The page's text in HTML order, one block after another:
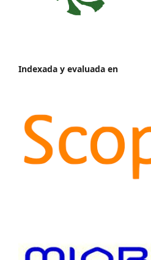
Indexada y evaluada en